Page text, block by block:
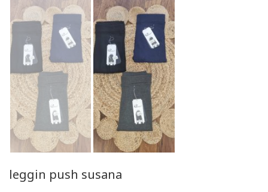
leggin push susana